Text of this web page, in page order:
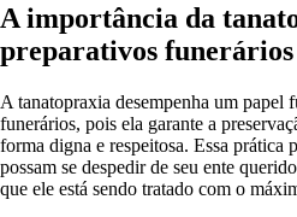
A importância da
preparativos funerários
A tanatopraxia desempenha um papel
funerários, pois ela garante a
forma digna e respeitosa. Essa prática
possam se despedir de seu ente
que ele está sendo tratado com o